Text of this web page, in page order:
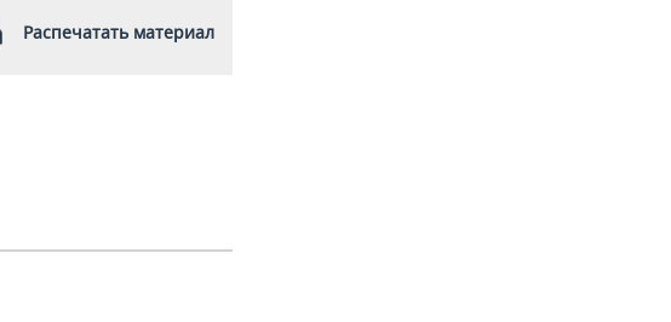
Распечатать материал